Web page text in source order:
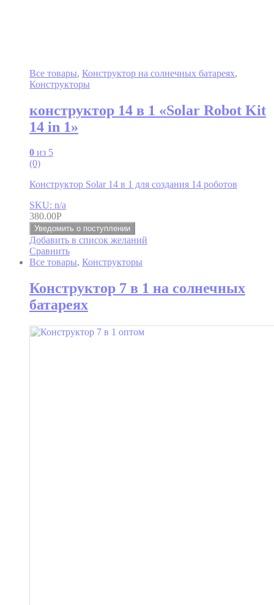
Все товары, Конструктор на солнечных батареях,
Конструкторы
конструктор 14 в 1 «Solar Robot Kit
14 in 1»
0 из 5
(0)
Конструктор Solar 14 в 1 для создания 14 роботов
SKU: n/a
380.00Р
Уведомить о поступлении
Добавить в список желаний
Сравнить
Все товары, Конструкторы
Конструктор 7 в 1 на солнечных
батареях